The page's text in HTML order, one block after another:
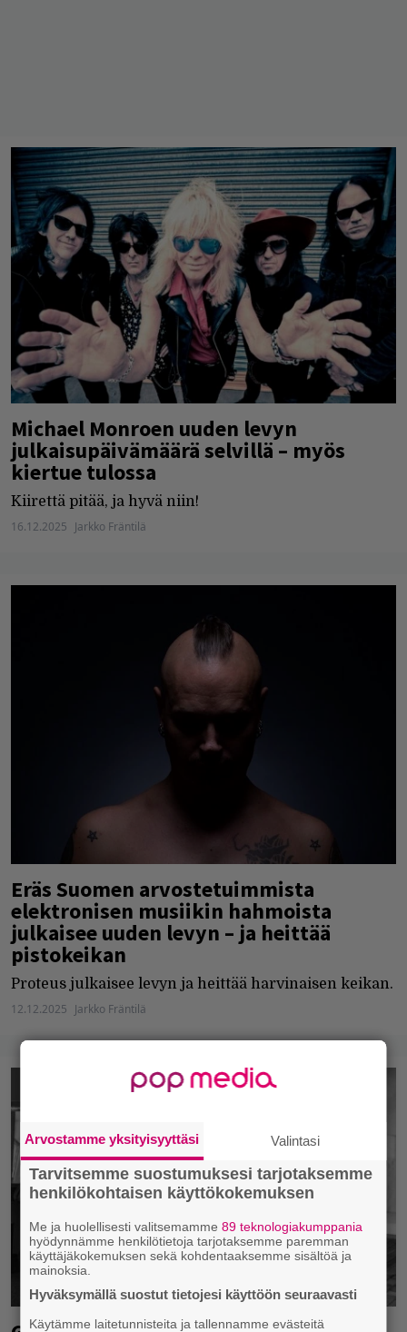
Michael Monroen uuden levyn
julkaisupäivämäärä selvillä – myös
kiertue tulossa
Kiirettä pitää, ja hyvä niin!
16.12.2025 Jarkko Fräntilä
Eräs Suomen arvostetuimmista
elektronisen musiikin hahmoista
julkaisee uuden levyn – ja heittää
pistokeikan
Proteus julkaisee levyn ja heittää harvinaisen keikan.
12.12.2025 Jarkko Fräntilä
Arvostamme yksityisyyttäsi Valintasi
Tarvitsemme suostumuksesi tarjotaksemme
henkilökohtaisen käyttökokemuksen
Me ja huolellisesti valitsemamme89 teknologiakumppania
hyödynnämme henkilötietoja tarjotaksemme paremman
käyttäjäkokemuksen sekä kohdentaaksemme sisältöä ja
mainoksia.
Hyväksymällä suostut tietojesi käyttöön seuraavasti
Käytämme laitetunnisteita ja tallennamme evästeitä